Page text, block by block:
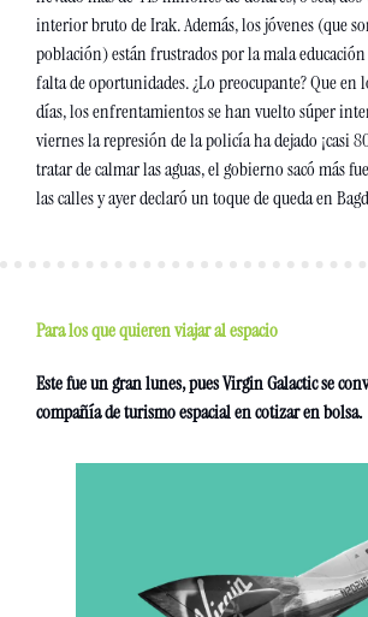
interior bruto de Irak. Además, los jóvenes (que
población) están frustrados por la mala
falta de oportunidades. ¿Lo preocupante? Que en
días, los enfrentamientos se han vuelto súper
viernes la represión de la policía ha dejado ¡casi
tratar de calmar las aguas, el gobierno sacó más
las calles y ayer declaró un toque de queda en
Para los que quieren viajar al espacio
Este fue un gran lunes, pues Virgin Galactic se
compañía de turismo espacial en cotizar en bolsa.